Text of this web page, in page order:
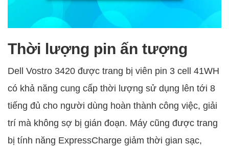
Thời lượng pin ấn tượng
Dell Vostro 3420 được trang bị viên pin 3 cell 41WH
có khả năng cung cấp thời lượng sử dụng lên tới 8
tiếng đủ cho người dùng hoàn thành công việc, giải
trí mà không sợ bị gián đoạn. Máy cũng được trang
bị tính năng ExpressCharge giảm thời gian sạc,